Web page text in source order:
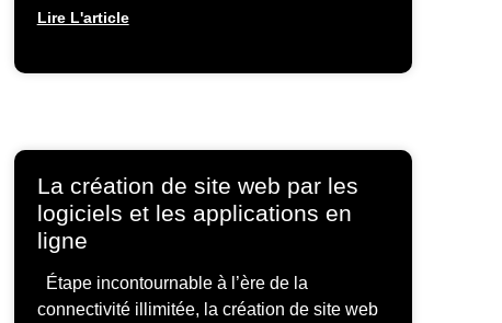
Lire L'article
La création de site web par les
logiciels et les applications en
ligne
Étape incontournable à l’ère de la
connectivité illimitée, la création de site web